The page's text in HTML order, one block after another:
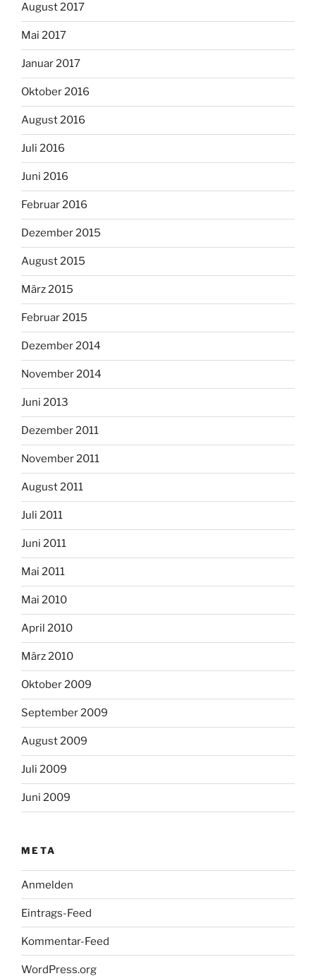
August 2017
Mai 2017
Januar 2017
Oktober 2016
August 2016
Juli 2016
Juni 2016
Februar 2016
Dezember 2015
August 2015
März 2015
Februar 2015
Dezember 2014
November 2014
Juni 2013
Dezember 2011
November 2011
August 2011
Juli 2011
Juni 2011
Mai 2011
Mai 2010
April 2010
März 2010
Oktober 2009
September 2009
August 2009
Juli 2009
Juni 2009
META
Anmelden
Eintrags-Feed
Kommentar-Feed
WordPress.org